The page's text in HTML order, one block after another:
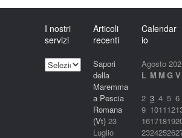
I nostri
servizi
nostri
Articoli
recenti
Sapori
della
Maremma
a Pescia
Romana
(Vt) 23
Luglio
Calendar
io
Agosto
L M M G V
2 3 4 5 6
9 101112
16171819
23242526